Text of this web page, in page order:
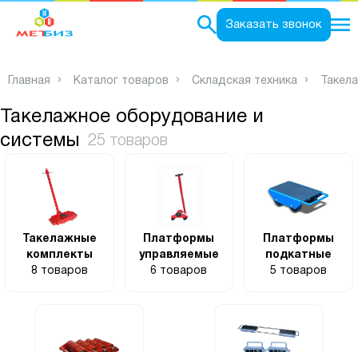
Заказать звонок
Главная Каталог товаров Складская техника
Такелажное оборудование и
системы
25 товаров
Такелажные
комплекты
8 товаров
Платформы
управляемые
6 товаров
Платформы
подкатные
5 товаров